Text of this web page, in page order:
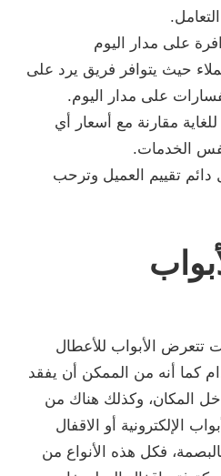
على مدار اليوم
حيث يتوافر فريق يرد على
على مدار اليوم.
مقارنة مع أسعار أي
الخدمات.
تقييم العميل وترحب
تتعرض الأبواب للأعطال
كما أنه من الممكن أن يفقد
المكان، وكذلك هناك من
الإلكترونية أو الاقفال
فكل هذه الأنواع من